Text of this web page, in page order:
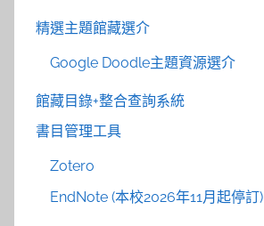
精選主題館藏選介
Google Doodle主題資源選介
館藏目錄+整合查詢系統
書目管理工具
Zotero
EndNote (本校2026年11月起停訂)